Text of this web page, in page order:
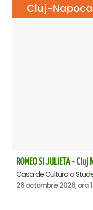
Cluj-Napoca